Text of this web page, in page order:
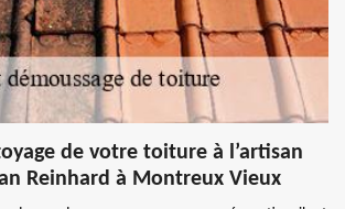
de votre toiture à l’artisan
Reinhard à Montreux Vieux